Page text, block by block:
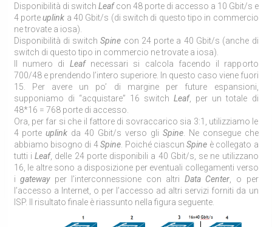
Disponibilità di switch Leafcon 48 porte di accesso a 10 Gbit/s e
4 porteuplink a 40 Gbit/s (di switch di questo tipo in commercio
ne trovate a iosa).
Disponibilità di switchSpine con 24 porte a 40 Gbit/s (anche di
switch di questo tipo in commercio ne trovate a iosa).
Il numero di Leafnecessari si calcola facendo il rapporto
700/48 e prendendo l’intero superiore. In questo caso viene fuori
15. Per avere un po’ di margine per future espansioni,
supponiamo di “acquistare” 16 switchLeaf, per un totale di
48*16 = 768 porte di accesso.
Ora, per far si che il fattore di sovraccarico sia 3:1, utilizziamo le
4 porteuplink da 40 Gbit/s verso gli Spine. Ne consegue che
abbiamo bisogno di 4Spine . Poiché ciascunSpine è collegato a
tutti i Leaf, delle 24 porte disponibili a 40 Gbit/s, se ne utilizzano
16, le altre sono a disposizione per eventuali collegamenti verso
igatewayper l’interconnessione con altri Data Center , o per
l’accesso a Internet, o per l’accesso ad altri servizi forniti da un
ISP. Il risultato finale è riassunto nella figura seguente.